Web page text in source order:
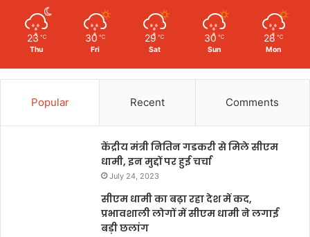
23 ℃
Thu
30 ℃
Fri
29 ℃
Sat
30 ℃
Sun
28 ℃
Mon
Popular Recent Comments
केंद्रीय मंत्री नितिन गडकरी से मिले सीएम
धामी, इन मुद्दों पर हुई चर्चा
July 24, 2023
सीएम धामी का बढ़ा रहा देश में कद,
प्रभावशाली लोगों में सीएम धामी ने लगाई
बड़ी छलांग